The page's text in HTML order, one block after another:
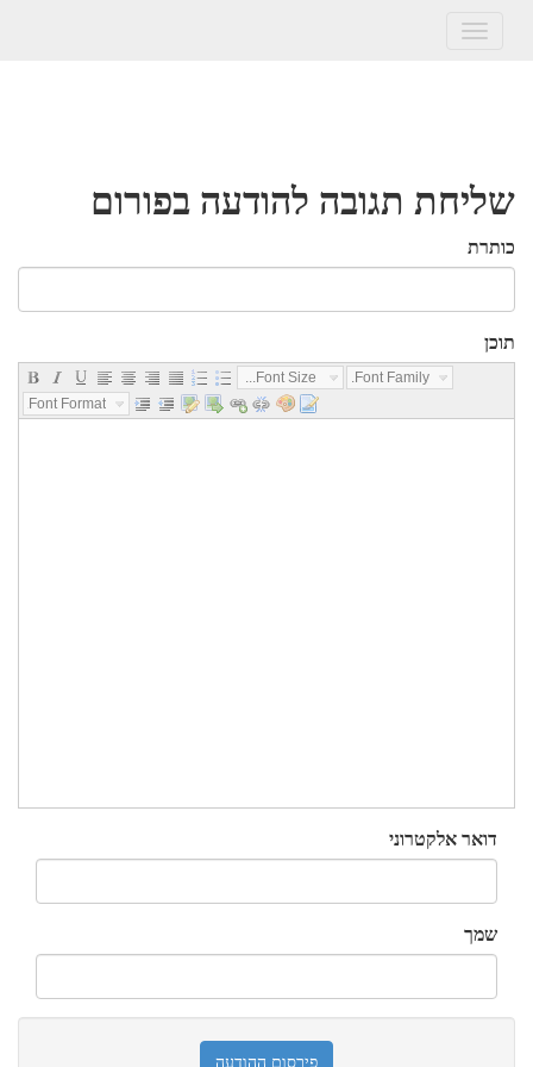
Toggle
שליחת תגובה להודעה בפורום
כותרת
תוכן
Font Size...
Font Family...
Font Format...
דואר אלקטרוני
שמך